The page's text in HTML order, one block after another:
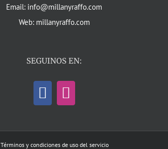
Email: info@millanyraffo.com
Web: millanyraffo.com
SEGUINOS EN:
Términos y condiciones de uso del servicio